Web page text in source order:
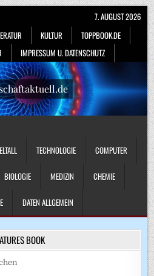
KULTUR
TOPPBOOK.DE
IMPRESSUM U. DATENSCHUTZ
7. AUGUST 2026
TECHNOLOGIE COMPUTER
BIOLOGIE MEDIZIN CHEMIE
DATEN ALLGEMEIN
BOOK